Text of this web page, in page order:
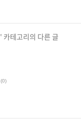
' 카테고리의 다른 글
(0)